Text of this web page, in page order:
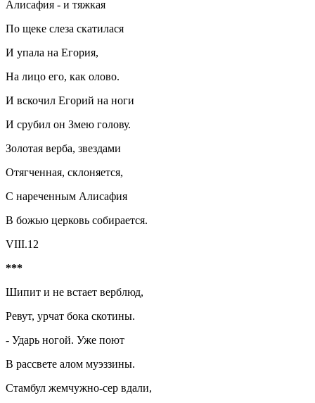
Алисафия - и тяжкая
По щеке слеза скатилася
И упала на Егория,
На лицо его, как олово.
И вскочил Егорий на ноги
И срубил он Змею голову.
Золотая верба, звездами
Отягченная, склоняется,
С нареченным Алисафия
В божью церковь собирается.
VIII.12
***
Шипит и не встает верблюд,
Ревут, урчат бока скотины.
- Ударь ногой. Уже поют
В рассвете алом муэззины.
Стамбул жемчужно-сер вдали,